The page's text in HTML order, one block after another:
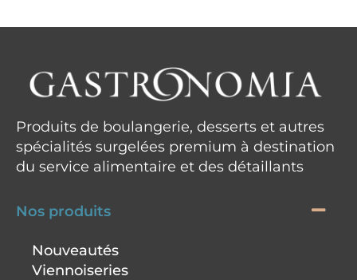
Produits de boulangerie, desserts et autres
spécialités surgelées premium à destination
du service alimentaire et des détaillants
Nos produits
Nouveautés
Viennoiseries